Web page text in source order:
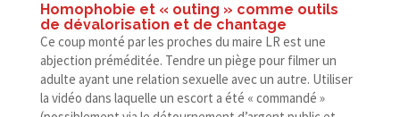
Homophobie et « outing » comme outils
de dévalorisation et de chantage
Ce coup monté par les proches du maire LR est une
abjection préméditée. Tendre un piège pour filmer un
adulte ayant une relation sexuelle avec un autre. Utiliser
la vidéo dans laquelle un escort a été « commandé »